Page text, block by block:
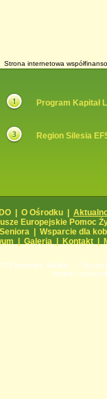
Strona internetowa
Program Kapitał
Region Silesia
O Ośrodku
Europejskie Pomoc
| Wsparcie dla
Galeria Kontakt
Pietrowice Wielkie | Strona
projekt i